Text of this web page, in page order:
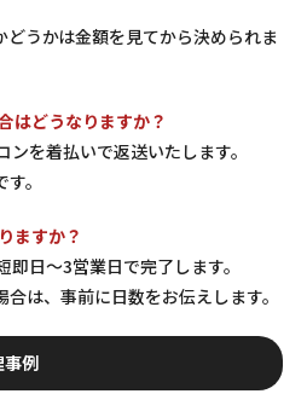
うかは金額を見てから決められま
はどうなりますか？
を着払いで返送いたします。
。
ますか？
日〜3営業日で完了します。
は、事前に日数をお伝えします。
事例